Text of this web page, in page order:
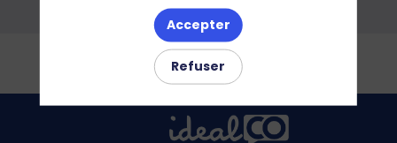
Accepter
Refuser